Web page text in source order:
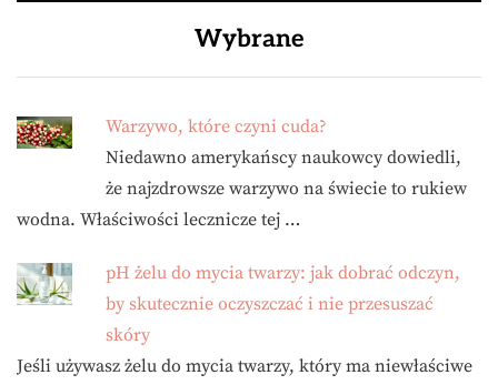
Wybrane
Warzywo, które czyni cuda?
Niedawno amerykańscy naukowcy dowiedli,
że najzdrowsze warzywo na świecie to rukiew
wodna. Właściwości lecznicze tej …
pH żelu do mycia twarzy: jak dobrać odczyn,
by skutecznie oczyszczać i nie przesuszać
skóry
Jeśli używasz żelu do mycia twarzy, który ma niewłaściwe